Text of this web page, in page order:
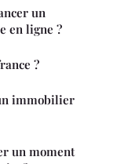
un
en ligne ?
?
immobilier
un moment